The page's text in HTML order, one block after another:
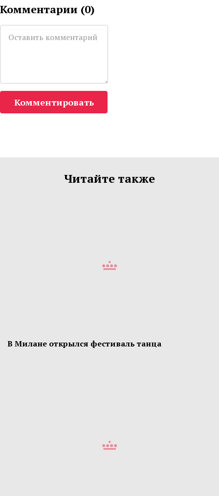
Комментарии (0)
Комментировать
Читайте также
В Милане открылся фестиваль танца